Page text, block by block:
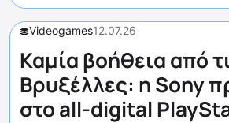
Videogames12.07.26
Καμία βοήθεια από
Βρυξέλλες: η Sony
στο all-digital